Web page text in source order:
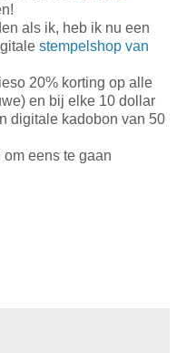
als ik, heb ik nu een
stempelshop van
20% korting op alle
en bij elke 10 dollar
digitale kadobon van 50
eens te gaan